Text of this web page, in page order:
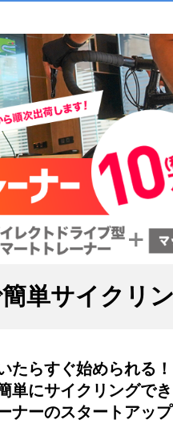
単サイクリ
たらすぐ始められる！
単にサイクリングで
ナーのスタートアッ